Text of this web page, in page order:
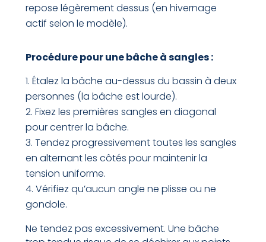
repose légèrement dessus (en hivernage
actif selon le modèle).
Procédure pour une bâche à sangles :
Étalez la bâche au-dessus du bassin à deux
personnes (la bâche est lourde).
Fixez les premières sangles en diagonal
pour centrer la bâche.
Tendez progressivement toutes les sangles
en alternant les côtés pour maintenir la
tension uniforme.
Vérifiez qu’aucun angle ne plisse ou ne
gondole.
Ne tendez pas excessivement. Une bâche